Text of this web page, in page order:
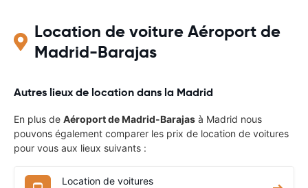
Location de voiture Aéroport de
Madrid-Barajas
Autres lieux de location dans la Madrid
En plus de Aéroport de Madrid-Barajas à Madrid nous
pouvons également comparer les prix de location de voitures
pour vous aux lieux suivants :
Location de voitures